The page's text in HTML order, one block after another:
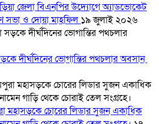
জেলা বিএনপির উদ্যোগে অ্যাডভোকেট
সভা ও দোয়া মাহফিল ১৯ জুলাই ২০২৬
দীর্ঘদিনের ভোগান্তির পথচলার অবসান
মহাসড়কে চোরের লিডার সুজন একাধিক